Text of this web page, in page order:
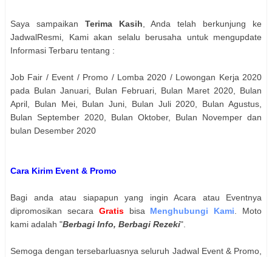
Saya sampaikan Terima Kasih , Anda telah berkunjung ke
JadwalResmi, Kami akan selalu berusaha untuk mengupdate
Informasi Terbaru tentang :
Job Fair / Event / Promo / Lomba 2020 / Lowongan Kerja 2020
pada Bulan Januari, Bulan Februari, Bulan Maret 2020, Bulan
April, Bulan Mei, Bulan Juni, Bulan Juli 2020, Bulan Agustus,
Bulan September 2020, Bulan Oktober, Bulan Novemper dan
bulan Desember 2020
Cara Kirim Event & Promo
Bagi anda atau siapapun yang ingin Acara atau Eventnya
dipromosikan secara Gratisbisa Menghubungi Kami . Moto
kami adalah "Berbagi Info, Berbagi Rezeki".
Semoga dengan tersebarluasnya seluruh Jadwal Event & Promo,